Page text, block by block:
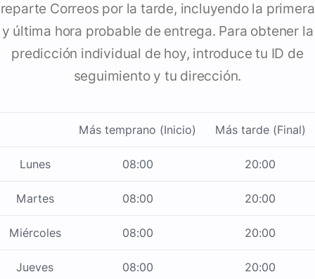
reparte Correos por la tarde, incluyendo la primera
y última hora probable de entrega. Para obtener la
predicción individual de hoy, introduce tu ID de
seguimiento y tu dirección.
Más temprano (Inicio) Más tarde (Final)
Lunes 08:00 20:00
Martes 08:00 20:00
Miércoles 08:00 20:00
Jueves 08:00 20:00